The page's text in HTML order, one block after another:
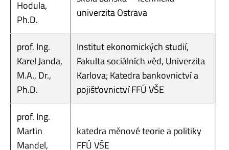
Hodula,
Ph.D.
univerzita Ostrava
prof. Ing.
Karel Janda,
M.A., Dr.,
Ph.D.
Institut ekonomických studií,
Fakulta sociálních věd, Univerzita
Karlova; Katedra bankovnictví a
pojišťovnictví FFÚ VŠE
prof. Ing.
Martin
Mandel,
katedra měnové teorie a politiky
FFÚ VŠE